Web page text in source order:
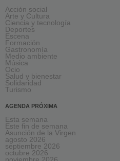
Acción social
Arte y Cultura
Ciencia y tecnología
Deportes
Escena
Formación
Gastronomía
Medio ambiente
Música
Ocio
Salud y bienestar
Solidaridad
Turismo
AGENDA PRÓXIMA
Esta semana
Este fin de semana
Asunción de la Virgen
agosto 2026
septiembre 2026
octubre 2026